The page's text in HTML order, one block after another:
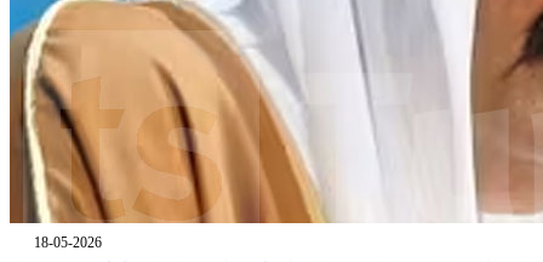
18-05-2026